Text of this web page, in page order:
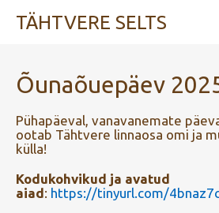
TÄHTVERE SELTS
Õunaõuepäev
Pühapäeval, vanavanemate
ootab Tähtvere linnaosa omi ja
külla!
Kodukohvikud ja avatud
aiad: https://tinyurl.com/